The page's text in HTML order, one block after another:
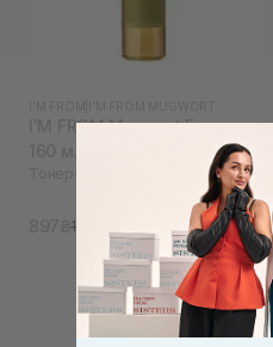
I'M FROM Mugwort Essence
Тонер-эссенция с полынью
1 380₴